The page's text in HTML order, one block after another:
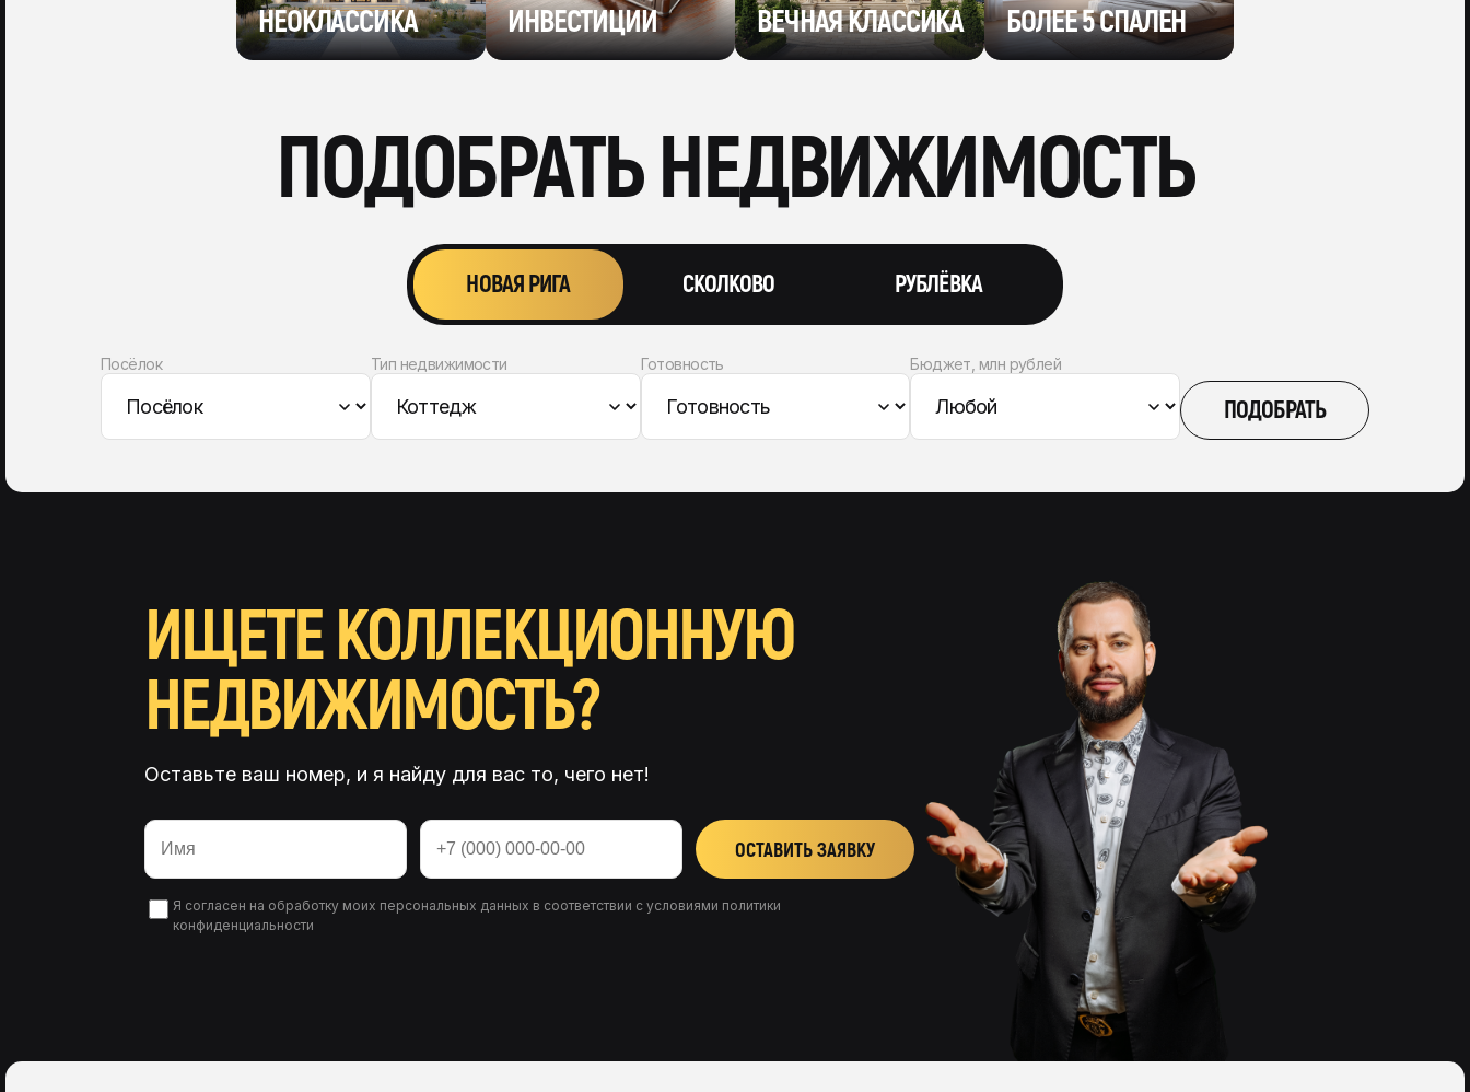
НЕОКЛАССИКА ИНВЕСТИЦИИ ВЕЧНАЯ КЛАССИКА БОЛЕЕ 5 СПАЛЕН
ПОДОБРАТЬ НЕДВИЖИМОСТЬ
НОВАЯ РИГА СКОЛКОВО РУБЛЁВКА
Посёлок Тип недвижимости Готовность Бюджет, млн рублей
ПОДОБРАТЬ
ИЩЕТЕ КОЛЛЕКЦИОННУЮ
НЕДВИЖИМОСТЬ?
Оставьте ваш номер, и я найду для вас то, чего нет!
Имя Телефон
Я согласен на обработку моих персональных данных в соответствии с условиями политики
конфиденциальности
ОСТАВИТЬ ЗАЯВКУ